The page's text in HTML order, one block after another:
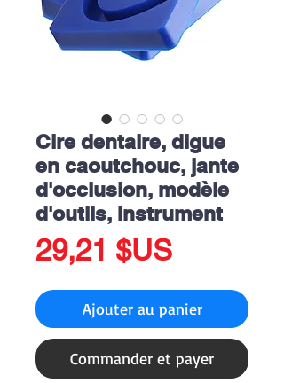
Cire dentaire, digue
en caoutchouc, jante
d'occlusion, modèle
d'outils, Instrument
29,21 $USPrix
Ajouter au panier
Commander et payer